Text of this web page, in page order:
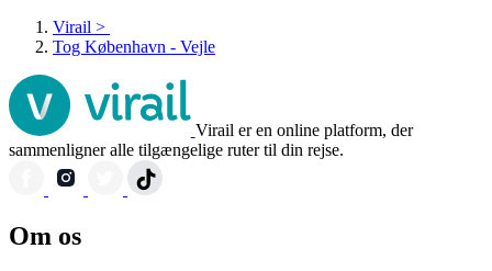
Virail >
Tog København - Vejle
Virail er en online platform, der
sammenligner alle tilgængelige ruter til din rejse.
Om os